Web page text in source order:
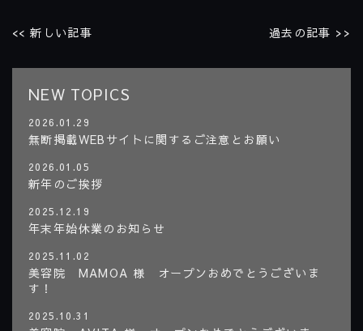
<< 新しい記事 過去の記事 >>
NEW TOPICS
2026.01.29
無断掲載WEBサイトに関するご注意とお願い
2026.01.05
新年のご挨拶
2025.12.19
年末年始休業のお知らせ
2025.11.02
美容院 MAMOA 様 オープンおめでとうございま
す！
2025.10.31